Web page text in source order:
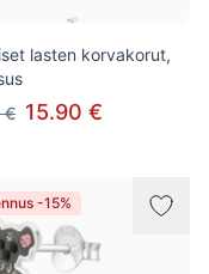
lasten korvakorut,
€ 15.90 €
-15%